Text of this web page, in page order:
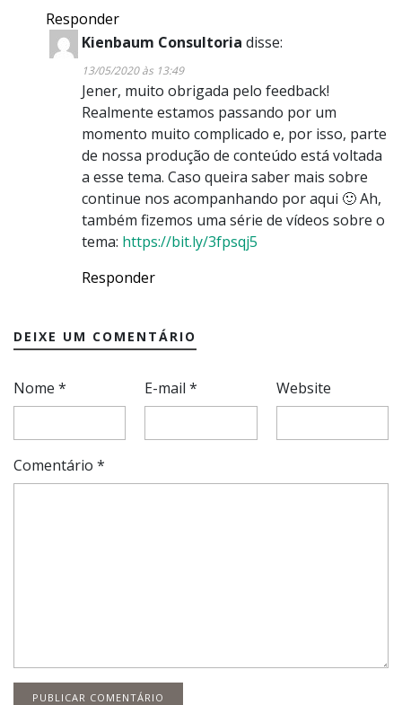
Responder
Kienbaum Consultoria disse:
13/05/2020 às 13:49
Jener, muito obrigada pelo feedback!
Realmente estamos passando por um
momento muito complicado e, por isso, parte
de nossa produção de conteúdo está voltada
a esse tema. Caso queira saber mais sobre
continue nos acompanhando por aqui 🙂 Ah,
também fizemos uma série de vídeos sobre o
tema: https://bit.ly/3fpsqj5
Responder
DEIXE UM COMENTÁRIO
Nome * E-mail* Website
Comentário *